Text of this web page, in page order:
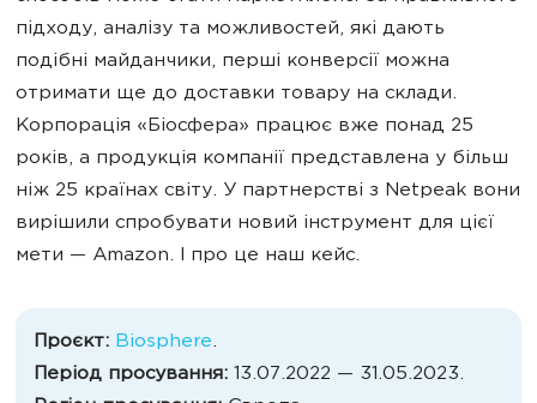
підходу, аналізу та можливостей, які дають
подібні майданчики, перші конверсії можна
отримати ще до доставки товару на склади.
Корпорація «Біосфера» працює вже понад 25
років, а продукція компанії представлена у більш
ніж 25 країнах світу. У партнерстві з Netpeak вони
вирішили спробувати новий інструмент для цієї
мети — Amazon. І про це наш кейс.
Проєкт: Biosphere.
Період просування: 13.07.2022 — 31.05.2023.